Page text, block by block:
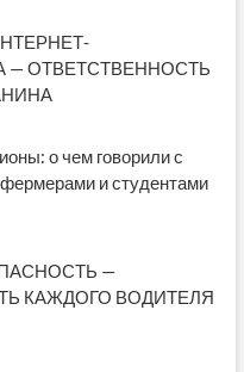
ОТВЕТСТВЕННОСТЬ
о чем говорили с
и студентами
—
КАЖДОГО ВОДИТЕЛЯ